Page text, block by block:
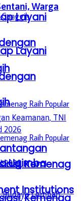
Layani
Kemenag
Institutions
Layani
Kemenag
Warga
Ugimba